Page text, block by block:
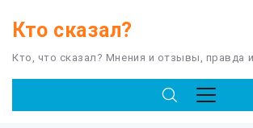
Кто сказал?
Кто, что сказал? Мнения и отзывы, правда